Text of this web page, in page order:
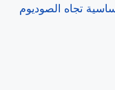
تجاه الصوديوم